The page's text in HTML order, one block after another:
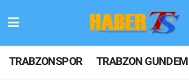
TRABZONSPOR TRABZON
TRABZONSPOR
TRABZON GUNDEMI
Hava Durumu
Trafik Durumu